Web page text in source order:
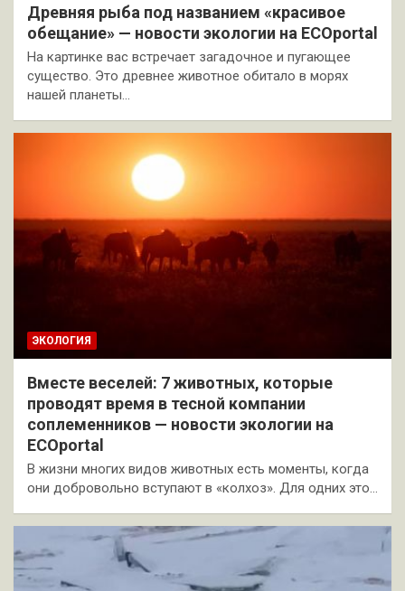
Древняя рыба под названием «красивое
обещание» — новости экологии на ECOportal
На картинке вас встречает загадочное и пугающее
существо. Это древнее животное обитало в морях
нашей планеты…
ЭКОЛОГИЯ
Вместе веселей: 7 животных, которые
проводят время в тесной компании
соплеменников — новости экологии на
ECOportal
В жизни многих видов животных есть моменты, когда
они добровольно вступают в «колхоз». Для одних это…